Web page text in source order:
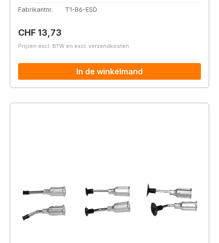
Fabrikantnr.
T1-B6-ESD
Normale prijs:
CHF 13,73
Prijzen excl. BTW en excl. verzendkosten
In de winkelmand